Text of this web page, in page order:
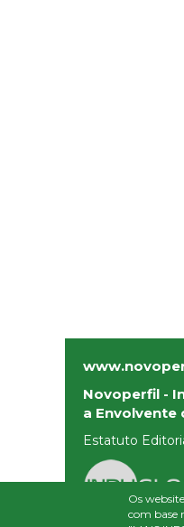
Os
com base
Novoperfil -
a Envolvente
Estatuto